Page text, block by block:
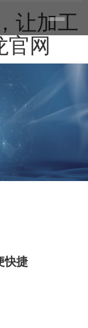
让加工
官网
toggle
navigation
——
——
——
快捷